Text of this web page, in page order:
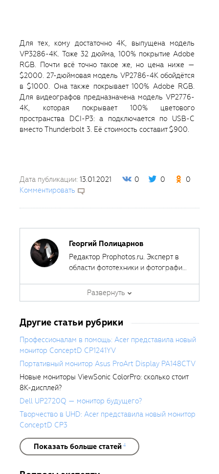
Для тех, кому достаточно 4K, выпущена модель
VP3286-4K. Тоже 32 дюйма, 100% покрытие Adobe
RGB. Почти всё точно такое же, но цена ниже —
$2000. 27-дюймовая модель VP2786-4K обойдётся
в $1000. Она также покрывает 100% Adobe RGB.
Для видеографов предназначена модель VP2776-
4K, которая покрывает 100% цветового
пространства DCI-P3: а подключается по USB-C
вместо Thunderbolt 3. Её стоимость составит $900.
Дата публикации: 13.01.2021 0 0
0
Комментировать
Георгий Полицарнов
Редактор Prophotos.ru. Эксперт в
области фототехники и фотографии,
фотооборудования с 2007 года.
Является автором ряда обучающих
Развернуть
Другие статьи рубрики
Профессионалам в помощь: Acer представила новый
монитор ConceptD CP1241YV
Портативный монитор Asus ProArt Display PA148CTV
Новые мониторы ViewSonic ColorPro: сколько стоит
8K-дисплей?
Dell UP2720Q — монитор будущего?
Творчество в UHD: Acer представила новый монитор
ConceptD CP3
Показать больше статей 4